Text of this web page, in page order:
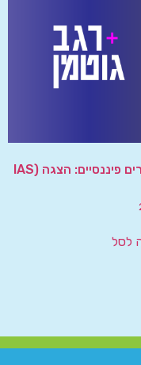
מכשירים פיננסיים: הצגה (IAS
לסל